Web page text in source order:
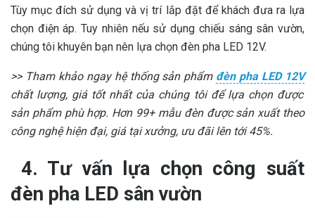
Tùy mục đích sử dụng và vị trí lắp đặt để khách đưa ra lựa
chọn điện áp. Tuy nhiên nếu sử dụng chiếu sáng sân vườn,
chúng tôi khuyên bạn nên lựa chọn đèn pha LED 12V.
>> Tham khảo ngay hệ thống sản phẩm đèn pha LED 12V
chất lượng, giá tốt nhất của chúng tôi để lựa chọn được
sản phẩm phù hợp. Hơn 99+ mẫu đèn được sản xuất theo
công nghệ hiện đại, giá tại xưởng, ưu đãi lên tới 45%.
4. Tư vấn lựa chọn công suất
đèn pha LED sân vườn